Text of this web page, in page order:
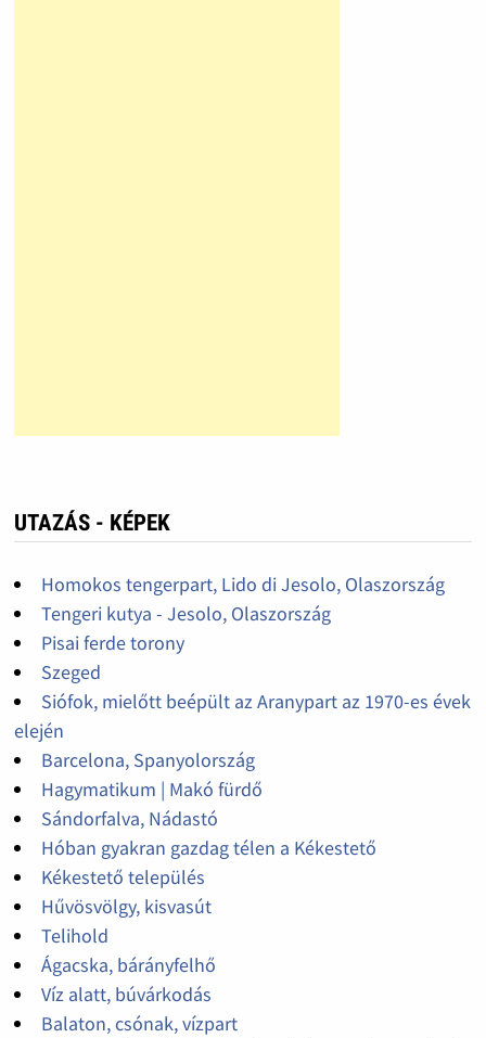
UTAZÁS - KÉPEK
Homokos tengerpart, Lido di Jesolo, Olaszország
Tengeri kutya - Jesolo, Olaszország
Pisai ferde torony
Szeged
Siófok, mielőtt beépült az Aranypart az 1970-es évek
elején
Barcelona, Spanyolország
Hagymatikum | Makó fürdő
Sándorfalva, Nádastó
Hóban gyakran gazdag télen a Kékestető
Kékestető település
Hűvösvölgy, kisvasút
Telihold
Ágacska, bárányfelhő
Víz alatt, búvárkodás
Balaton, csónak, vízpart